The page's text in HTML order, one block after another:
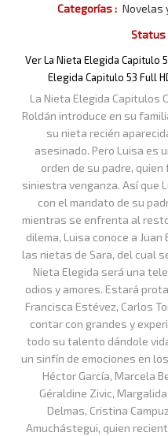
Categorías : Novelas
Status
Ver La Nieta Elegida Capitulo
Elegida Capitulo 53 Full
La Nieta Elegida Capitulos
Roldán introduce en su
su nieta recién
asesinado. Pero Luisa es
orden de su padre,
siniestra venganza. Así que
con el mandato de su
mientras se enfrenta al
dilema, Luisa conoce a
las nietas de Sara, del cual
Nieta Elegida será una
odios y amores. Estará
Francisca Estévez, Carlos
contar con grandes y
todo su talento dándole
un sinfín de emociones en
Héctor García, Marcela
Géraldine Zivic,
Delmas, Cristina
Amuchástegui, quien